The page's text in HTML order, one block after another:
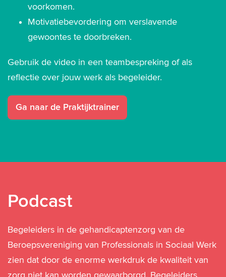
voorkomen.
Motivatiebevordering om verslavende
gewoontes te doorbreken.
Gebruik de video in een teambespreking of als
reflectie over jouw werk als begeleider.
Ga naar de Praktijktrainer
Podcast
Begeleiders in de gehandicaptenzorg van de
Beroepsvereniging van Professionals in Sociaal Werk
zien dat door de enorme werkdruk de kwaliteit van